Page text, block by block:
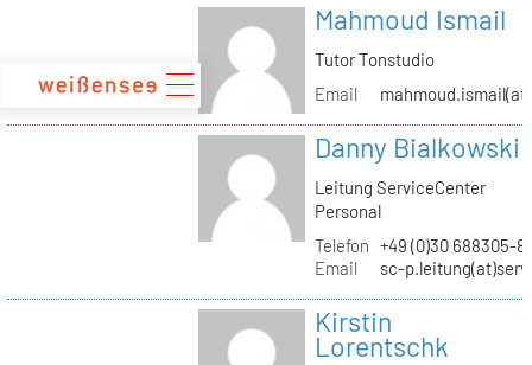
Mahmoud Ismail
Tutor Tonstudio
Email
Danny Bialkowski
Leitung ServiceCenter
Personal
Telefon +49 (0)30 688305-
Email
sc-
Kirstin
Lorentschk